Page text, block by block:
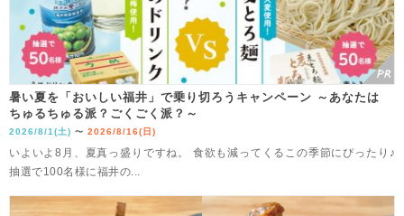
暑い夏を「おいしい福井」で乗り切ろうキャンペーン ～あなたは
ちゅるちゅる派？ごくごく派？～
2026/8/1(土) 〜 2026/8/16(日)
いよいよ8月、夏真っ盛りですね。 食欲も減ってくるこの季節にぴったり♪
抽選で100名様に福井の...